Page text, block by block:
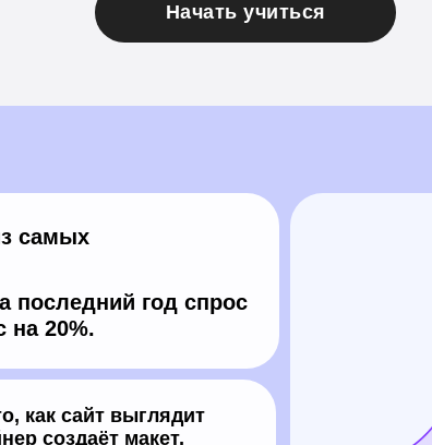
Начать учиться
самых
последний год спрос
на 20%.
как сайт выглядит
создаёт макет,